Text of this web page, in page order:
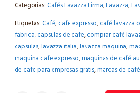
Categorias:Cafés Lavazza Firma,Lavazza,
Etiquetas:Café,cafe expresso,café lavazza
fabrica,capsulas de cafe,comprar café
capsulas,lavazza italia,lavazza maquina,
maquina cafe expresso,maquinas de café
de cafe para empresas gratis,marcas de café